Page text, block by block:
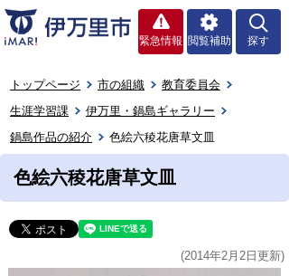
緊急情報 閲覧補助 探す
トップページ 市の組織
教育委員会
生涯学習課
伊万里・鍋島ギャラリー
鍋島作品の紹介
色絵六稜花唐草文皿
色絵六稜花唐草文皿
(2014年2月2日更新)